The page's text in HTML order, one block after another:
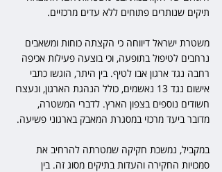
תיקים שנותרים פתוחים ללא עדים מרכזיים.
משטרת ישראל דיווחה כי הקצתה כוחות ומשאבים
נרחבים לטיפול בתופעה, וכי בוצעה פעילות אכיפה
רחבה נגד ארגון אבו לטיף. בין היתר, הוגשו כתבי
אישום נגד 13 נאשמים, כולל הנהגת הארגון, ונעצרו
חשודים נוספים בצפון הארץ. לדברי המשטרה,
מדובר ביעד מרכזי במסגרת המאבק בארגוני פשיעה.
במקביל, נמשכת חקיקה שמטרתה להרחיב את
סמכויות החקירה והעדות בתיקים מסוג זה. בין